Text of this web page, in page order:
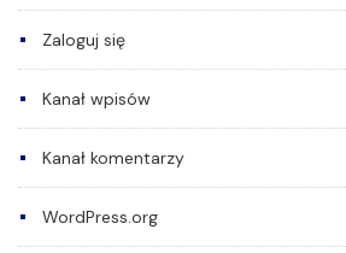
Zaloguj się
Kanał wpisów
Kanał komentarzy
WordPress.org